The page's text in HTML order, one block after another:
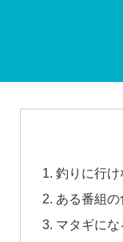
釣りに行
ある番組
マタギに